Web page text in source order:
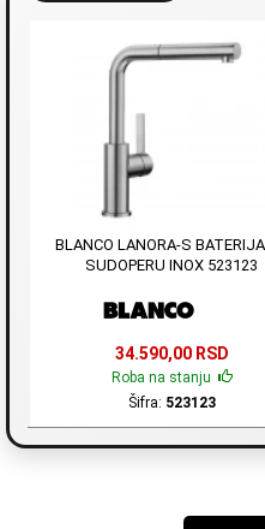
BLANCO LANORA-S
SUDOPERU INOX 523123
34.590,00 RSD
Roba na stanju
Šifra: 523123